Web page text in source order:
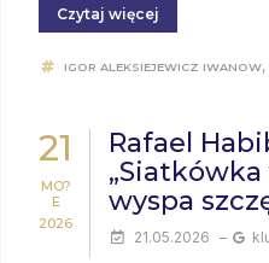
Czytaj więcej
IGOR ALEKSIEJEWICZ IWANOW,
21
MO?
E
2026
Rafael
wyspa
21.05.2026 –